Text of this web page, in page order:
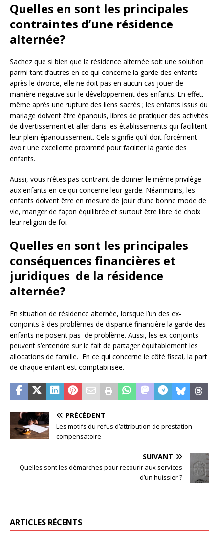
Quelles en sont les principales
contraintes d’une résidence
alternée?
Sachez que si bien que la résidence alternée soit une solution
parmi tant d’autres en ce qui concerne la garde des enfants
après le divorce, elle ne doit pas en aucun cas jouer de
manière négative sur le développement des enfants. En effet,
même après une rupture des liens sacrés ; les enfants issus du
mariage doivent être épanouis, libres de pratiquer des activités
de divertissement et aller dans les établissements qui facilitent
leur plein épanouissement. Cela signifie qu’il doit forcément
avoir une excellente proximité pour faciliter la garde des
enfants.
Aussi, vous n’êtes pas contraint de donner le même privilège
aux enfants en ce qui concerne leur garde. Néanmoins, les
enfants doivent être en mesure de jouir d’une bonne mode de
vie, manger de façon équilibrée et surtout être libre de choix
leur religion de foi.
Quelles en sont les principales
conséquences financières et
juridiques de la résidence
alternée?
En situation de résidence alternée, lorsque l’un des ex-
conjoints à des problèmes de disparité financière la garde des
enfants ne posent pas de problème. Aussi, les ex-conjoints
peuvent s’entendre sur le fait de partager équitablement les
allocations de famille. En ce qui concerne le côté fiscal, la part
de chaque enfant est comptabilisée.
PRÉCÉDENT
Les motifs du refus d’attribution de prestation
compensatoire
SUIVANT
Quelles sont les démarches pour recourir aux services
d’un huissier ?
ARTICLES RÉCENTS